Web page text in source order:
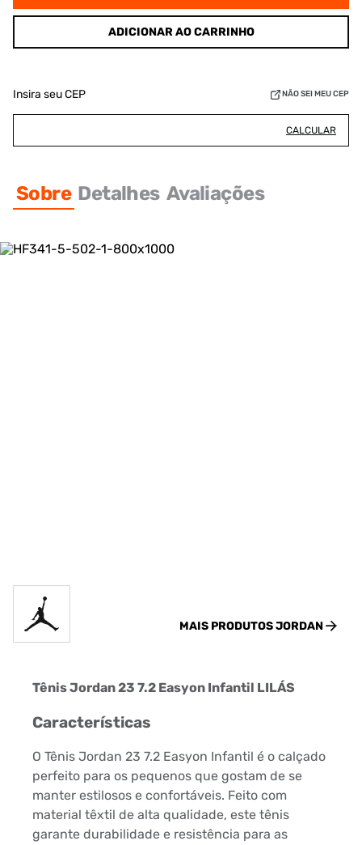
ADICIONAR AO CARRINHO
Insira seu CEP NÃO SEI MEU CEP
CALCULAR
Sobre Detalhes Avaliações
MAIS PRODUTOSJORDAN
Tênis Jordan 23 7.2 Easyon Infantil LILÁS
Características
O Tênis Jordan 23 7.2 Easyon Infantil é o calçado
perfeito para os pequenos que gostam de se
manter estilosos e confortáveis. Feito com
material têxtil de alta qualidade, este tênis
garante durabilidade e resistência para as